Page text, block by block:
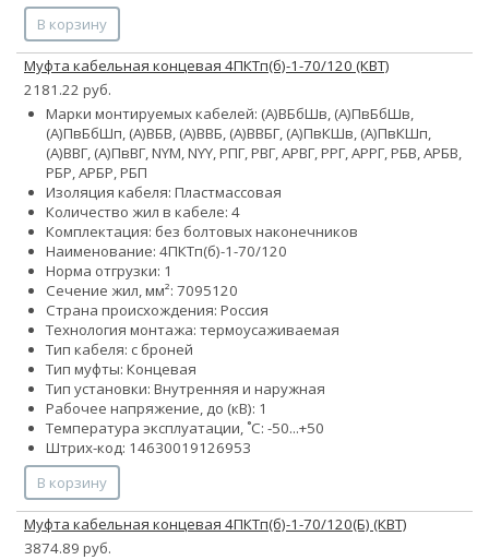
В корзину
Муфта кабельная концевая 4ПКТп(б)-1-70/120 (КВТ)
2181.22 руб.
Марки монтируемых кабелей: (А)ВБбШв, (А)ПвБбШв,
(А)ПвБбШп, (А)ВБВ, (А)ВВБ, (А)ВВБГ, (А)ПвКШв, (А)ПвКШп,
(А)ВВГ, (А)ПвВГ, NYM, NYY, РПГ, РВГ, АРВГ, РРГ, АРРГ, РБВ, АРБВ,
РБР, АРБР, РБП
Изоляция кабеля: Пластмассовая
Количество жил в кабеле: 4
Комплектация: без болтовых наконечников
Наименование: 4ПКТп(б)-1-70/120
Норма отгрузки: 1
Сечение жил, мм²: 7095120
Страна происхождения: Россия
Технология монтажа: термоусаживаемая
Тип кабеля: с броней
Тип муфты: Концевая
Тип установки: Внутренняя и наружная
Рабочее напряжение, до (кВ): 1
Температура эксплуатации, ˚С: -50...+50
Штрих-код: 14630019126953
В корзину
Муфта кабельная концевая 4ПКТп(б)-1-70/120(Б) (КВТ)
3874.89 руб.